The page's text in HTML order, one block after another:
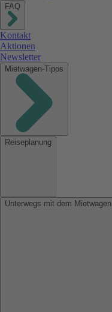
FAQ
Kontakt
Aktionen
Newsletter
Mietwagen-Tipps
Reiseplanung
Unterwegs mit dem Mietwagen